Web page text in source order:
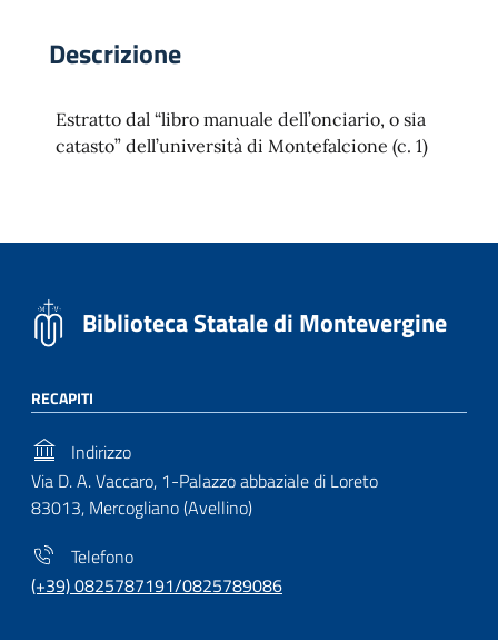
Descrizione
Estratto dal “libro manuale dell’onciario, o sia
catasto” dell’università di Montefalcione (c. 1)
Biblioteca Statale di Montevergine
RECAPITI
Indirizzo
Via D. A. Vaccaro, 1-Palazzo abbaziale di Loreto
83013, Mercogliano (Avellino)
Telefono
(+39) 0825787191/0825789086